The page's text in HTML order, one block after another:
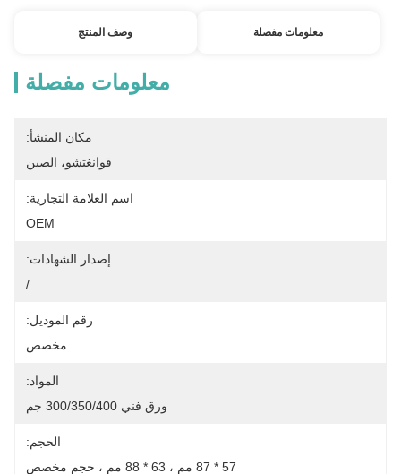
معلومات مفصلة وصف المنتج
معلومات مفصلة
مكان المنشأ:
قوانغتشو، الصين
اسم العلامة التجارية:
OEM
إصدار الشهادات:
/
رقم الموديل:
مخصص
المواد:
ورق فني 300/350/400 جم
الحجم:
57 * 87 مم ، 63 * 88 مم ، حجم مخصص